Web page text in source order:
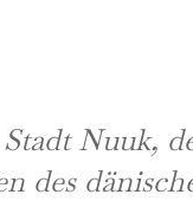
Nuuk,
des